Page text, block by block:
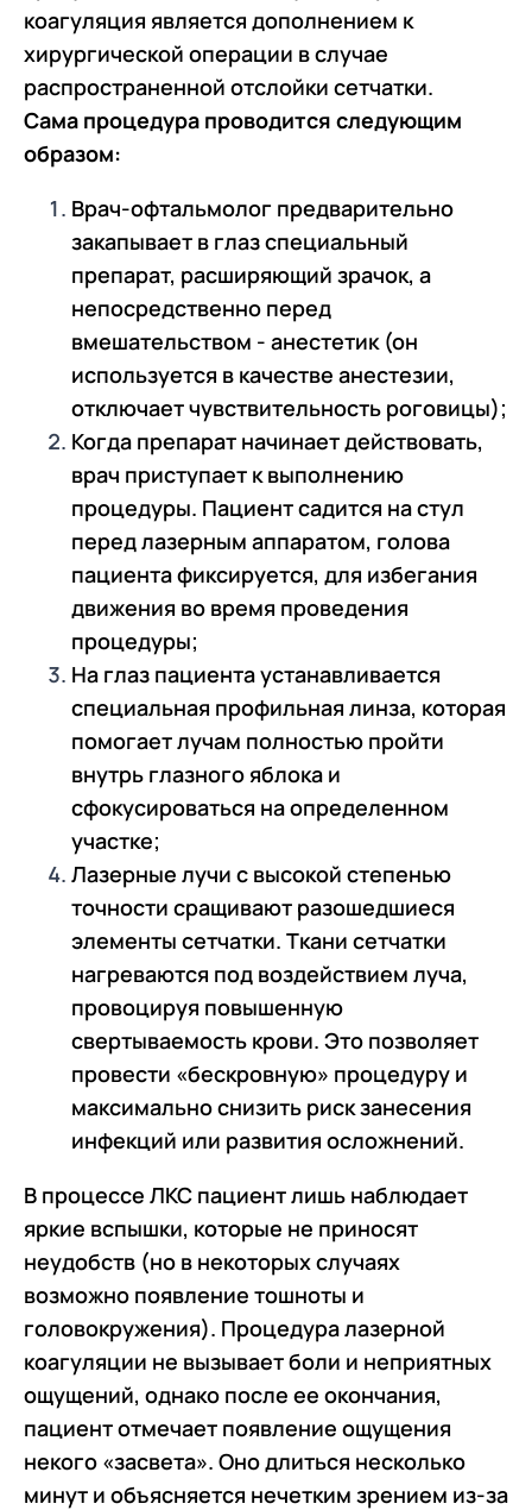
коагуляция является дополнением к
хирургической операции в случае
распространенной отслойки сетчатки.
Сама процедура проводится следующим
образом:
Врач-офтальмолог предварительно
закапывает в глаз специальный
препарат, расширяющий зрачок, а
непосредственно перед
вмешательством - анестетик (он
используется в качестве анестезии,
отключает чувствительность роговицы);
Когда препарат начинает действовать,
врач приступает к выполнению
процедуры. Пациент садится на стул
перед лазерным аппаратом, голова
пациента фиксируется, для избегания
движения во время проведения
процедуры;
На глаз пациента устанавливается
специальная профильная линза, которая
помогает лучам полностью пройти
внутрь глазного яблока и
сфокусироваться на определенном
участке;
Лазерные лучи с высокой степенью
точности сращивают разошедшиеся
элементы сетчатки. Ткани сетчатки
нагреваются под воздействием луча,
провоцируя повышенную
свертываемость крови. Это позволяет
провести «бескровную» процедуру и
максимально снизить риск занесения
инфекций или развития осложнений.
В процессе ЛКС пациент лишь наблюдает
яркие вспышки, которые не приносят
неудобств (но в некоторых случаях
возможно появление тошноты и
головокружения). Процедура лазерной
коагуляции не вызывает боли и неприятных
ощущений, однако после ее окончания,
пациент отмечает появление ощущения
некого «засвета». Оно длиться несколько
минут и объясняется нечетким зрением из-за